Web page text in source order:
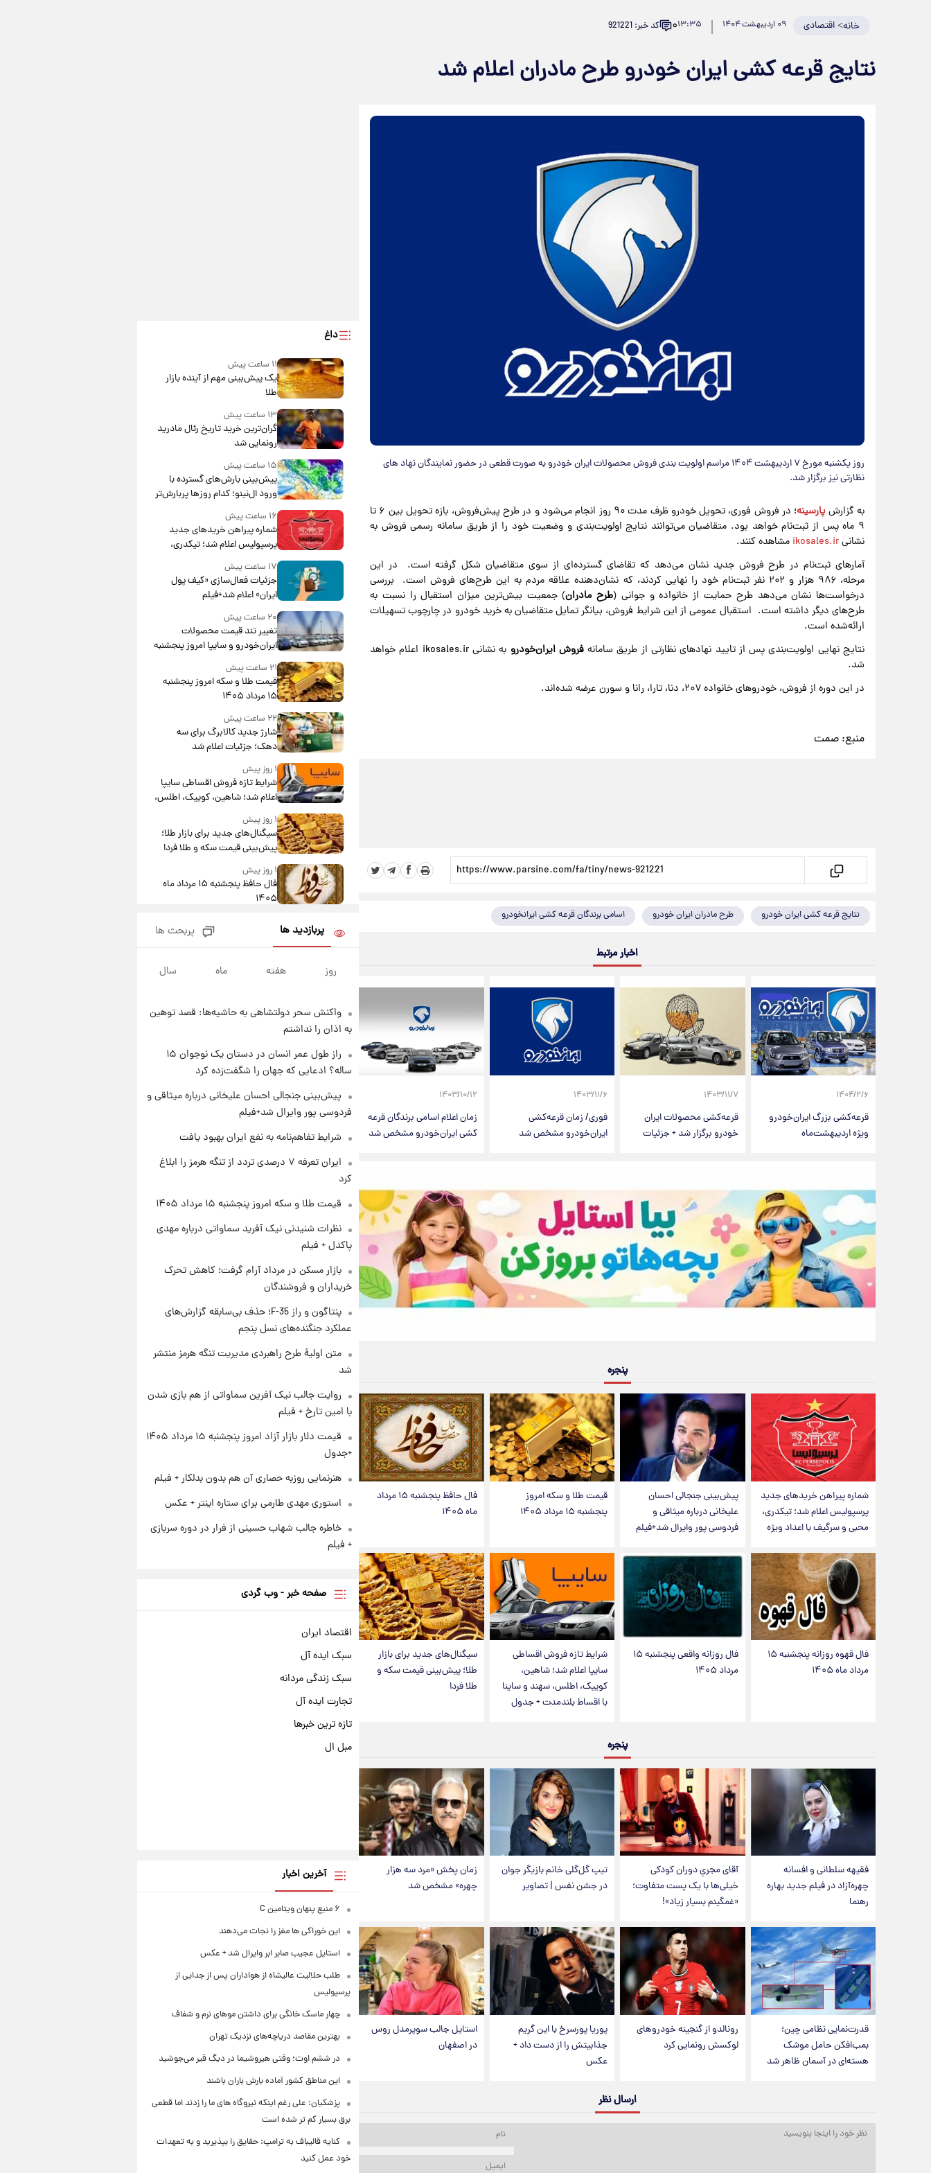
خانه>اقتصادی ۰۹ اردیبهشت ۱۴۰۴ ۱۳:۳۵۰ کد خبر: 921221
نتایج قرعه کشی ایران خودرو طرح مادران اعلام شد
روز یکشنبه مورخ ۷ اردیبهشت ۱۴۰۴ مراسم اولویت بندی فروش محصولات ایران خودرو به صورت قطعی در حضور نمایندگان نهاد های
نظارتی نیز برگزار شد.
به گزارشپارسینه
؛ در فروش فوری، تحویل خودرو ظرف مدت ۹۰ روز انجام می‌شود و در طرح پیش‌فروش، بازه تحویل بین ۶ تا
۹ ماه پس از ثبت‌نام خواهد بود. متقاضیان می‌توانند نتایج اولویت‌بندی و وضعیت خود را از طریق سامانه رسمی فروش به
نشانیikosales.ir مشاهده کنند.
آمارهای ثبت‌نام در طرح فروش جدید نشان می‌دهد که تقاضای گسترده‌ای از سوی متقاضیان شکل گرفته است. در این
مرحله، ۹۸۶ هزار و ۲۰۲ نفر ثبت‌نام خود را نهایی کردند، که نشان‌دهنده علاقه مردم به این طرح‌های فروش است. بررسی
درخواست‌ها نشان می‌دهد طرح حمایت از خانواده و جوانی (طرح مادران) جمعیت بیش‌ترین میزان استقبال را نسبت به
طرح‌های دیگر داشته است. استقبال عمومی از این شرایط فروش، بیانگر تمایل متقاضیان به خرید خودرو در چارچوب تسهیلات
ارائه‌شده است.
نتایج نهایی اولویت‌بندی پس از تایید نهادهای نظارتی از طریق سامانهفروش ایران‌خودرو
به نشانی ikosales.ir اعلام خواهد
شد.
در این دوره از فروش، خودروهای خانواده ۲۰۷، دنا، تارا، رانا و سورن عرضه شده‌اند.
منبع: صمت
نتایج قرعه کشی ایران خودرو طرح مادران ایران خودرو اسامی برندگان قرعه کشی ایرانخودرو
اخبار مرتبط
۱۴۰۴/۲/۶
قرعه‌کشی بزرگ ایران‌خودرو
ویژه اردیبهشت‌ماه
۱۴۰۳/۱۱/۷
قرعه‌کشی محصولات ایران‌
خودرو برگزار شد + جزئیات
۱۴۰۳/۱۱/۶
فوری/ زمان قرعه‌کشی
ایران‌خودرو مشخص شد
۱۴۰۳/۱۰/۱۲
زمان اعلام اسامی برندگان قرعه
کشی ایران‌خودرو مشخص شد
پنجره
شماره پیراهن خریدهای جدید
پرسپولیس اعلام شد؛ تیکدری،
محبی و سرگیف با اعداد ویژه
پیش‌بینی جنجالی احسان
علیخانی درباره میثاقی و
فردوسی پور وایرال شد+فیلم
قیمت طلا و سکه امروز
پنجشنبه ۱۵ مرداد ۱۴۰۵
فال حافظ پنجشنبه ۱۵ مرداد
ماه ۱۴۰۵
فال قهوه روزانه پنجشنبه ۱۵
مرداد ماه ۱۴۰۵
فال روزانه واقعی پنجشنبه ۱۵
مرداد ۱۴۰۵
شرایط تازه فروش اقساطی
سایپا اعلام شد؛ شاهین،
کوییک، اطلس، سهند و ساینا
با اقساط بلندمدت + جدول
سیگنال‌های جدید برای بازار
طلا؛ پیش‌بینی قیمت سکه و
طلا فردا
پنجره
فقیهه سلطانی و افسانه
چهره‌آزاد در فیلم جدید بهاره
رهنما
آقای مجریِ دوران کودکی
خیلی‌ها با یک پست متفاوت؛
«غمگینم بسیار زیاد»!
تیپ گل‌گلی خانم بازیگر جوان
در جشن نفس | تصاویر
زمان پخش «مرد سه هزار
چهره» مشخص شد
قدرت‌نمایی نظامی چین؛
بمب‌افکن حامل موشک
هسته‌ای در آسمان ظاهر شد
رونالدو از گنجینه خودروهای
لوکسش رونمایی کرد
پوریا پورسرخ با این گریم
جذابیتش را از دست داد +
عکس
استایل جالب سوپرمدل روس
در اصفهان
ارسال نظر
داغ
۱۱ ساعت پیش
یک پیش‌بینی مهم از آینده بازار
طلا
۱۳ ساعت پیش
گران‌ترین خرید تاریخ رئال مادرید
رونمایی شد
۱۵ ساعت پیش
پیش‌بینی بارش‌های گسترده با
ورود ال‌نینو؛ کدام روزها پربارش‌تر
خواهند بود؟
۱۶ ساعت پیش
شماره پیراهن خریدهای جدید
پرسپولیس اعلام شد؛ تیکدری،
محبی و سرگیف با اعداد ویژه
۱۷ ساعت پیش
جزئیات فعال‌سازی «کیف پول
ایران» اعلام شد+فیلم
۲۰ ساعت پیش
تغییر تند قیمت محصولات
ایران‌خودرو و سایپا امروز پنجشنبه
۱۵ مرداد ۱۴۰۵ +جدول
۲۱ ساعت پیش
قیمت طلا و سکه امروز پنجشنبه
۱۵ مرداد ۱۴۰۵
۲۲ ساعت پیش
شارژ جدید کالابرگ برای سه
دهک؛ جزئیات اعلام شد
۱ روز پیش
شرایط تازه فروش اقساطی سایپا
اعلام شد؛ شاهین، کوییک، اطلس،
سهند و ساینا با اقساط بلندمدت +
جدول۱ روز پیش
سیگنال‌های جدید برای بازار طلا؛
پیش‌بینی قیمت سکه و طلا فردا
۱ روز پیش
فال حافظ پنجشنبه ۱۵ مرداد ماه
۱۴۰۵
فال قهوه روزانه پنجشنبه ۱۵ مرداد
ماه ۱۴۰۵
۱ روز پیش
چهارشنبه ۱۴ مرداد + جدول
۱ روز پیش
تولید سایپا؛ نام خودرو، مبلغ پیش
پرداخت و زمان تحویل | سود
مشارکت چند درصد است؟
پربازدید ها پربحث ها
روز هفته ماه سال
واکنش سحر دولتشاهی به حاشیه‌ها: قصد توهین
به اذان را نداشتم
راز طول عمر انسان در دستان یک نوجوان ۱۵
ساله؟ ادعایی که جهان را شگفت‌زده کرد
پیش‌بینی جنجالی احسان علیخانی درباره میثاقی و
فردوسی پور وایرال شد+فیلم
شرایط تفاهم‌نامه به نفع ایران بهبود یافت
ایران تعرفه ۷ درصدی تردد از تنگه هرمز را ابلاغ
کرد
قیمت طلا و سکه امروز پنجشنبه ۱۵ مرداد ۱۴۰۵
نظرات شنیدنی نیک آفرید سماواتی درباره مهدی
پاکدل + فیلم
بازار مسکن در مرداد آرام گرفت؛ کاهش تحرک
خریداران و فروشندگان
پنتاگون و راز F-35؛ حذف بی‌سابقه گزارش‌های
عملکرد جنگنده‌های نسل پنجم
متن اولیۀ طرح راهبردی مدیریت تنگه هرمز منتشر
شد
روایت جالب نیک آفرین سماواتی از هم بازی شدن
با امین تارخ + فیلم
قیمت دلار بازار آزاد امروز پنجشنبه ۱۵ مرداد ۱۴۰۵
+جدول
هنرنمایی روزبه حصاری آن هم بدون بدلکار + فیلم
استوری مهدی طارمی برای ستاره اینتر + عکس
خاطره جالب شهاب حسینی از فرار در دوره سربازی
+ فیلم
صفحه خبر - وب گردی
اقتصاد ایران
سبک ایده آل
سبک زندگی مردانه
تجارت ایده آل
تازه ترین خبرها
مبل ال
آخرین اخبار
۶ منبع پنهان ویتامین C
این خوراکی ها مغز را نجات می‌دهند
استایل عجیب صابر ابر وایرال شد + عکس
طلب حلالیت عالیشاه از هواداران پس از جدایی از
پرسپولیس
چهار ماسک خانگی برای داشتن موهای نرم و شفاف
بهترین مقاصد دریاچه‌های نزدیک تهران
در ششم اوت؛ وقتی هیروشیما در دیگ قیر می‌جوشید
این مناطق کشور آماده بارش باران باشند
پزشکیان: علی رغم اینکه نیروگاه های ما را زدند اما قطعی
برق بسیار کم تر شده است
کنایه قالیباف به ترامپ: حقایق را بپذیرید و به تعهدات
خود عمل کنید